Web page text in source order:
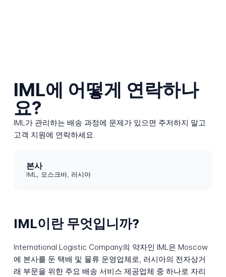
IML에 어떻게 연락하나
요?
IML가 관리하는 배송 과정에 문제가 있으면 주저하지 말고
고객 지원에 연락하세요.
본사
IML, 모스크바, 러시아
IML이란 무엇입니까?
International Logistic Company의 약자인 IML은 Moscow
에 본사를 둔 택배 및 물류 운영업체로, 러시아의 전자상거
래 부문을 위한 주요 배송 서비스 제공업체 중 하나로 자리